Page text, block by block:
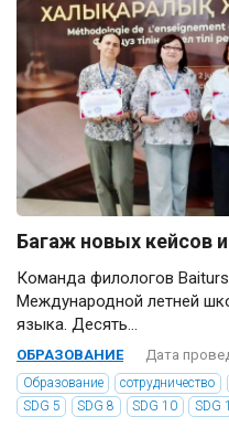
Багаж новых кейсов
Команда филологов
Международной летней
языка. Десять...
ОБРАЗОВАНИЕ Дата
Образование сотрудничество
SDG 5
SDG 8 SDG 10 SDG